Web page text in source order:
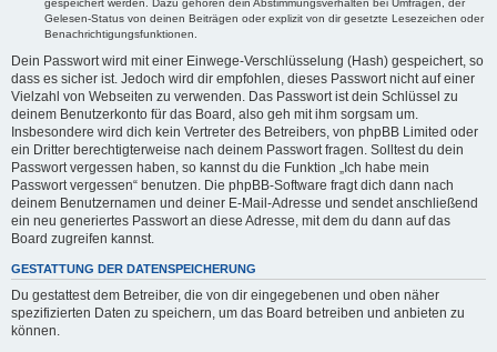
gespeichert werden. Dazu gehören dein Abstimmungsverhalten bei Umfragen, der
Gelesen-Status von deinen Beiträgen oder explizit von dir gesetzte Lesezeichen oder
Benachrichtigungsfunktionen.
Dein Passwort wird mit einer Einwege-Verschlüsselung (Hash) gespeichert, so
dass es sicher ist. Jedoch wird dir empfohlen, dieses Passwort nicht auf einer
Vielzahl von Webseiten zu verwenden. Das Passwort ist dein Schlüssel zu
deinem Benutzerkonto für das Board, also geh mit ihm sorgsam um.
Insbesondere wird dich kein Vertreter des Betreibers, von phpBB Limited oder
ein Dritter berechtigterweise nach deinem Passwort fragen. Solltest du dein
Passwort vergessen haben, so kannst du die Funktion „Ich habe mein
Passwort vergessen“ benutzen. Die phpBB-Software fragt dich dann nach
deinem Benutzernamen und deiner E-Mail-Adresse und sendet anschließend
ein neu generiertes Passwort an diese Adresse, mit dem du dann auf das
Board zugreifen kannst.
GESTATTUNG DER DATENSPEICHERUNG
Du gestattest dem Betreiber, die von dir eingegebenen und oben näher
spezifizierten Daten zu speichern, um das Board betreiben und anbieten zu
können.